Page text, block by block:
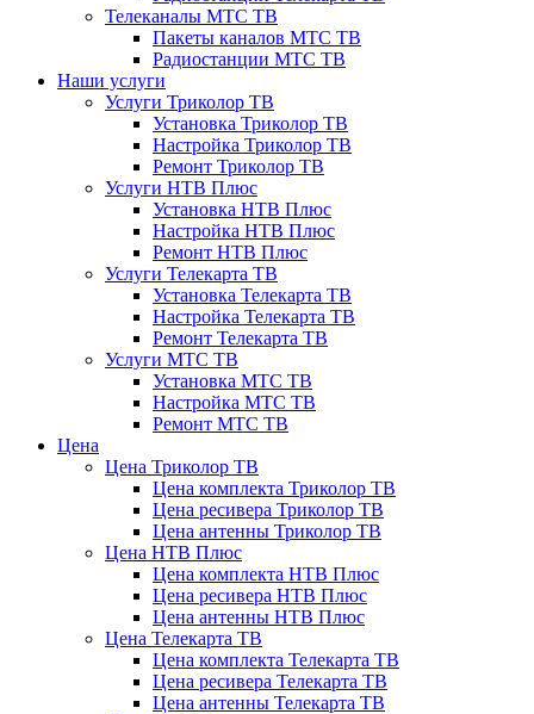
Телеканалы МТС ТВ
Пакеты каналов МТС ТВ
Радиостанции МТС ТВ
Наши услуги
Услуги Триколор ТВ
Установка Триколор ТВ
Настройка Триколор ТВ
Ремонт Триколор ТВ
Услуги НТВ Плюс
Установка НТВ Плюс
Настройка НТВ Плюс
Ремонт НТВ Плюс
Услуги Телекарта ТВ
Установка Телекарта ТВ
Настройка Телекарта ТВ
Ремонт Телекарта ТВ
Услуги МТС ТВ
Установка МТС ТВ
Настройка МТС ТВ
Ремонт МТС ТВ
Цена
Цена Триколор ТВ
Цена комплекта Триколор ТВ
Цена ресивера Триколор ТВ
Цена антенны Триколор ТВ
Цена НТВ Плюс
Цена комплекта НТВ Плюс
Цена ресивера НТВ Плюс
Цена антенны НТВ Плюс
Цена Телекарта ТВ
Цена комплекта Телекарта ТВ
Цена ресивера Телекарта ТВ
Цена антенны Телекарта ТВ